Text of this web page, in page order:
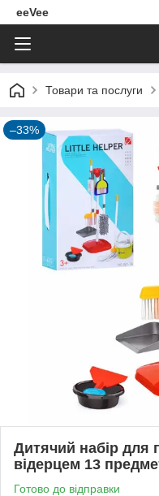
eeVee
Товари та послуги
–33%
Дитячий набір для
відерцем 13
Готово до відправки